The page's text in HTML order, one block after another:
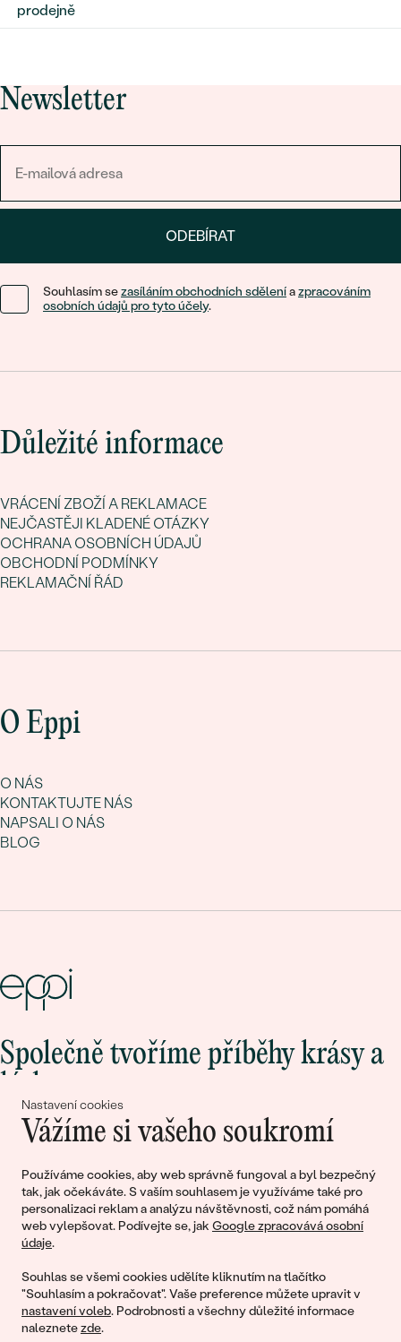
Nastavení cookies
Vážíme si vašeho soukromí
Používáme cookies, aby web správně fungoval a byl bezpečný
tak, jak očekáváte. S vaším souhlasem je využíváme také pro
personalizaci reklam a analýzu návštěvnosti, což nám pomáhá
web vylepšovat. Podívejte se, jak Google zpracovává osobní
údaje.
Souhlas se všemi cookies udělíte kliknutím na tlačítko
"Souhlasím a pokračovat". Vaše preference můžete upravit v
nastavení voleb. Podrobnosti a všechny důležité informace
naleznetezde.
prodejně
Newsletter
ODEBÍRAT
Souhlasím sezasíláním obchodních sděleníazpracováním
osobních údajů pro tyto účely.
Důležité informace
VRÁCENÍ ZBOŽÍ A REKLAMACE
NEJČASTĚJI KLADENÉ OTÁZKY
OCHRANA OSOBNÍCH ÚDAJŮ
OBCHODNÍ PODMÍNKY
REKLAMAČNÍ ŘÁD
O Eppi
O NÁS
KONTAKTUJTE NÁS
NAPSALI O NÁS
BLOG
Společně tvoříme příběhy krásy a
Připojte se k nám!
© 2011 - 2026, Eppi.cz